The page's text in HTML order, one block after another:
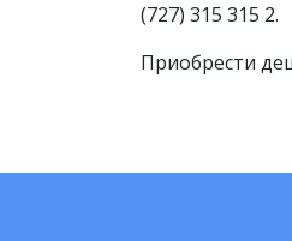
(727) 315 315 2.
Приобрести